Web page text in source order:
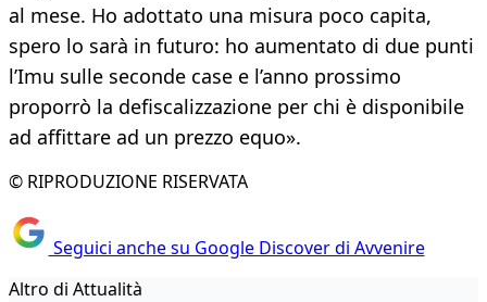
al mese. Ho adottato una misura poco capita,
spero lo sarà in futuro: ho aumentato di due punti
l’Imu sulle seconde case e l’anno prossimo
proporrò la defiscalizzazione per chi è disponibile
ad affittare ad un prezzo equo».
© RIPRODUZIONE RISERVATA
Seguici anche su Google Discover di Avvenire
Altro di Attualità